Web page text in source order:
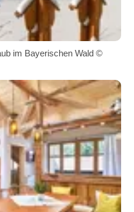
im Bayerischen Wald ©